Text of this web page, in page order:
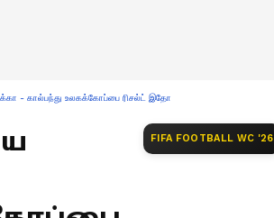
- கால்பந்து உலகக்கோப்பை ரிசல்ட் இதோ
FIFA FOOTBALL WC '26